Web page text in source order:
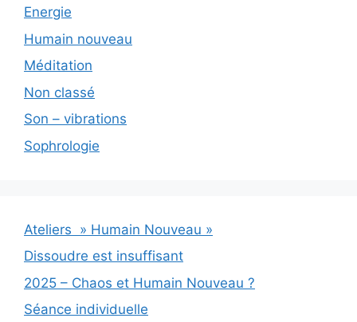
Energie
Humain nouveau
Méditation
Non classé
Son – vibrations
Sophrologie
Ateliers » Humain Nouveau »
Dissoudre est insuffisant
2025 – Chaos et Humain Nouveau ?
Séance individuelle